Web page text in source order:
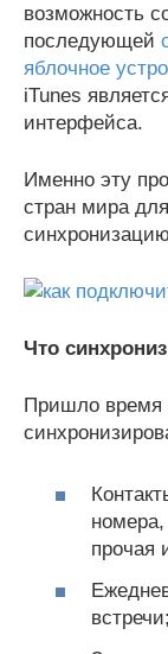
возможность
последующей
яблочное
iTunes
интерфейса.
Именно эту
стран мира
Что
Пришло время
прочая
встречи;